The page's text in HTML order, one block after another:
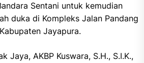
Sentani untuk kemudian
duka di Kompleks Jalan Pandang
Jayapura.
Jaya, AKBP Kuswara, S.H., S.I.K.,